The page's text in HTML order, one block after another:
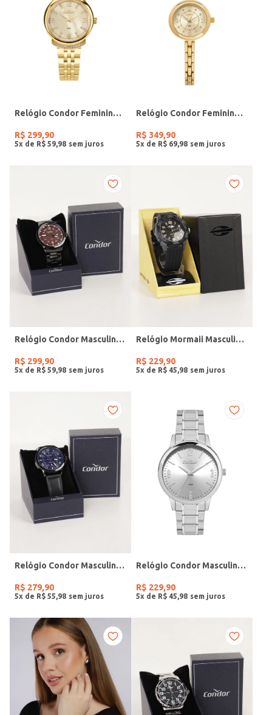
Relógio Condor Feminino DOURADO
R$ 299,90
5x de R$ 59 98
Relógio Condor Feminino DOURADO
R$ 349,90
5x de R$ 69 98
Relógio Condor Masculino PRETO
R$ 299,90
5x de R$ 59 98
Relógio Mormaii Masculino PRETO
R$ 229,90
5x de R$ 45 98
Relógio Condor Masculino PRETO
R$ 279,90
5x de R$ 55 98
Relógio Condor Masculino PRATA
R$ 229,90
5x de R$ 45 98